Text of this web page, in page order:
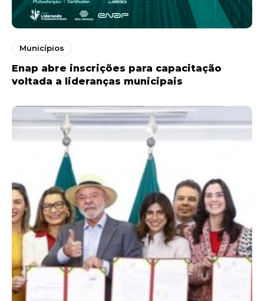
Municípios
Enap abre inscrições para capacitação
voltada a lideranças municipais